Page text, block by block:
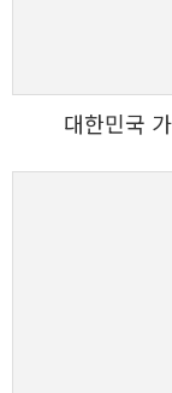
대한민국